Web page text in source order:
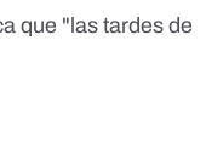
que "las tardes de